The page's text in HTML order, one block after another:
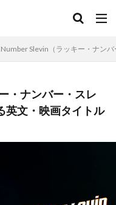
Number Slevin（ラッキー・ナン
・ナンバー・スレ
英文・映画タイトル